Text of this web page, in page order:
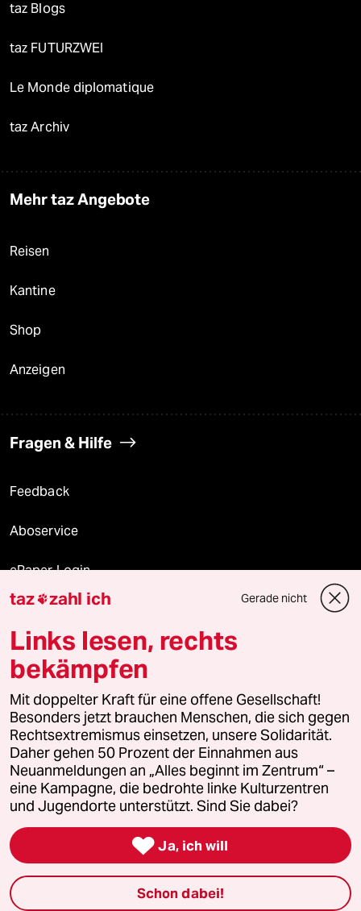
taz Blogs
taz FUTURZWEI
Le Monde diplomatique
taz Archiv
Mehr taz Angebote
Reisen
Kantine
Shop
Anzeigen
Fragen & Hilfe
Feedback
Aboservice
ePaper Login
Downloads für Abonnierende
© 2026 taz Verlags und Vertriebs GmbH
Alle Rechte vorbehalten. Bei rechtlichen Fragen oder für Genehmigungen
wenden Sie sich bitte an lizenzen@taz.de
Feedback Redaktionsstatut Kommune-Richtlinien
Leitlinie Informant Datenschutz Impressum AGB
Seitenwende Einwilligungen widerrufen (Ads)
taz zahl ich Gerade nicht
Links lesen, rechts
bekämpfen
Mit doppelter Kraft für eine offene Gesellschaft!
Besonders jetzt brauchen Menschen, die sich gegen
Rechtsextremismus einsetzen, unsere Solidarität.
Daher gehen 50 Prozent der Einnahmen aus
Neuanmeldungen an „Alles beginnt im Zentrum“ –
eine Kampagne, die bedrohte linke Kulturzentren
und Jugendorte unterstützt. Sind Sie dabei?
 Ja, ich will
Schon dabei!